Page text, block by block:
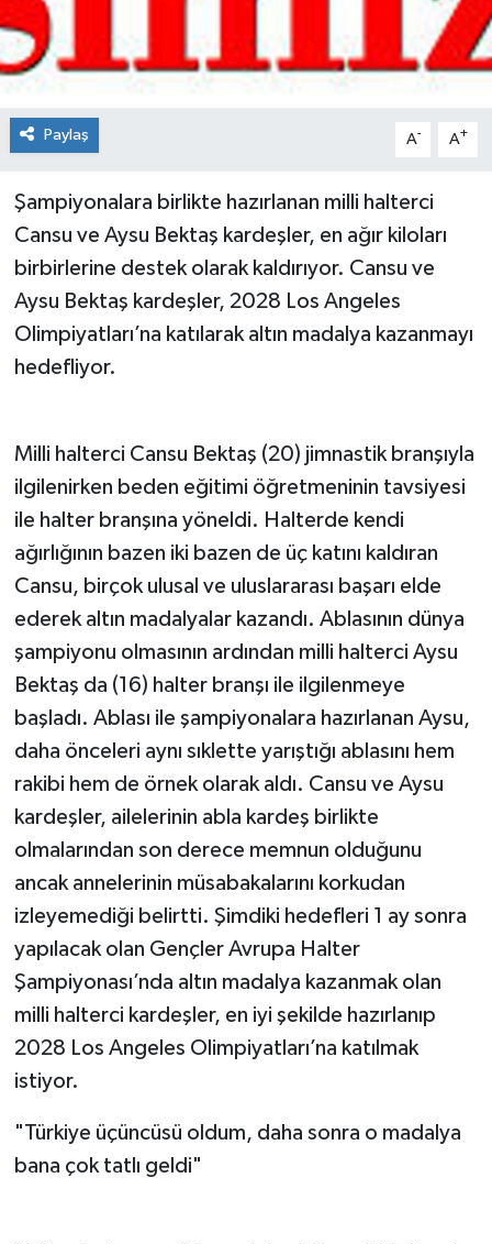
Paylaş A- A+
Şampiyonalara birlikte hazırlanan milli halterci
Cansu ve Aysu Bektaş kardeşler, en ağır kiloları
birbirlerine destek olarak kaldırıyor. Cansu ve
Aysu Bektaş kardeşler, 2028 Los Angeles
Olimpiyatları’na katılarak altın madalya kazanmayı
hedefliyor.
Milli halterci Cansu Bektaş (20) jimnastik branşıyla
ilgilenirken beden eğitimi öğretmeninin tavsiyesi
ile halter branşına yöneldi. Halterde kendi
ağırlığının bazen iki bazen de üç katını kaldıran
Cansu, birçok ulusal ve uluslararası başarı elde
ederek altın madalyalar kazandı. Ablasının dünya
şampiyonu olmasının ardından milli halterci Aysu
Bektaş da (16) halter branşı ile ilgilenmeye
başladı. Ablası ile şampiyonalara hazırlanan Aysu,
daha önceleri aynı sıklette yarıştığı ablasını hem
rakibi hem de örnek olarak aldı. Cansu ve Aysu
kardeşler, ailelerinin abla kardeş birlikte
olmalarından son derece memnun olduğunu
ancak annelerinin müsabakalarını korkudan
izleyemediği belirtti. Şimdiki hedefleri 1 ay sonra
yapılacak olan Gençler Avrupa Halter
Şampiyonası’nda altın madalya kazanmak olan
milli halterci kardeşler, en iyi şekilde hazırlanıp
2028 Los Angeles Olimpiyatları’na katılmak
istiyor.
"Türkiye üçüncüsü oldum, daha sonra o madalya
bana çok tatlı geldi"
Tokat Haberleri
Yaşam